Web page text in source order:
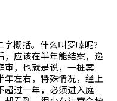
概括。什么叫罗嗦呢？
，应该在半年能结案，递
审，也就是说，一桩案
年左右，特殊情况，经上
超过一年，必须进入庭